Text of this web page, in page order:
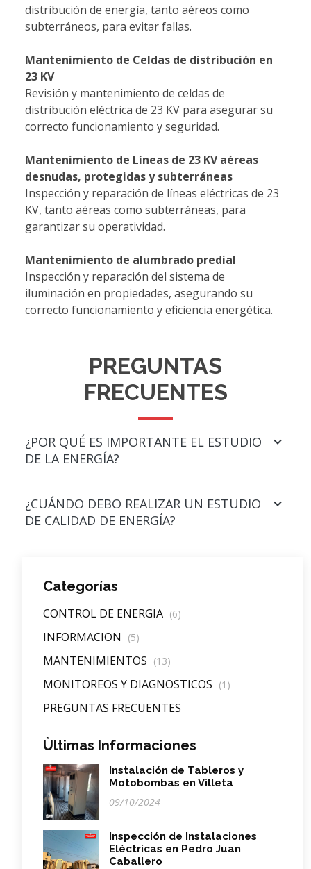
distribución de energía, tanto aéreos como
subterráneos, para evitar fallas.
Mantenimiento de Celdas de distribución en
23 KV
Revisión y mantenimiento de celdas de
distribución eléctrica de 23 KV para asegurar su
correcto funcionamiento y seguridad.
Mantenimiento de Líneas de 23 KV aéreas
desnudas, protegidas y subterráneas
Inspección y reparación de líneas eléctricas de 23
KV, tanto aéreas como subterráneas, para
garantizar su operatividad.
Mantenimiento de alumbrado predial
Inspección y reparación del sistema de
iluminación en propiedades, asegurando su
correcto funcionamiento y eficiencia energética.
PREGUNTAS
FRECUENTES
¿POR QUÉ ES IMPORTANTE EL ESTUDIO
DE LA ENERGÍA?
¿CUÁNDO DEBO REALIZAR UN ESTUDIO
DE CALIDAD DE ENERGÍA?
Categorías
CONTROL DE ENERGIA (6)
INFORMACION (5)
MANTENIMIENTOS (13)
MONITOREOS Y DIAGNOSTICOS (1)
PREGUNTAS FRECUENTES
Ùltimas Informaciones
Instalación de Tableros y
Motobombas en Villeta
09/10/2024
Inspección de Instalaciones
Eléctricas en Pedro Juan
Caballero